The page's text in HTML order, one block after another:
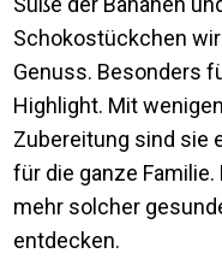
Schokostückchen
Genuss. Besonders
Highlight. Mit
Zubereitung sind sie
für die ganze
mehr solcher
entdecken.